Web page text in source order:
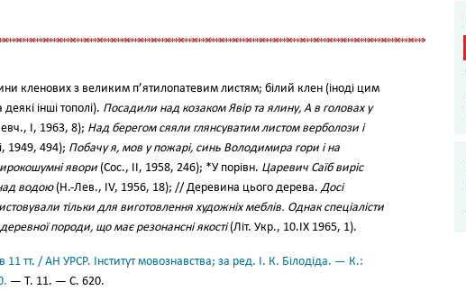
кленових з великим п’ятилопатевим листям; білий клен (іноді цим
інші тополі). Посадили над козаком Явір та ялину, А в головах у
І, 1963, 8); Над берегом сяяли глянсуватим листом верболози і
1949, 494); Побачу я, мов у пожарі, синь Володимира гори і на
явори (Сос., II, 1958, 246); *У порівн. Царевич Саїб виріс
водою(Н.-Лев., IV, 1956, 18); // Деревина цього дерева.Досі
тільки для виготовлення художніх меблів. Однак спеціалісти
породи, що має резонансні якості(Літ. Укр., 10.ІХ 1965, 1).
11 тт. / АН УРСР. Інститут мовознавства; за ред. І. К. Білодіда. — К.:
— Т. 11. — С. 620.